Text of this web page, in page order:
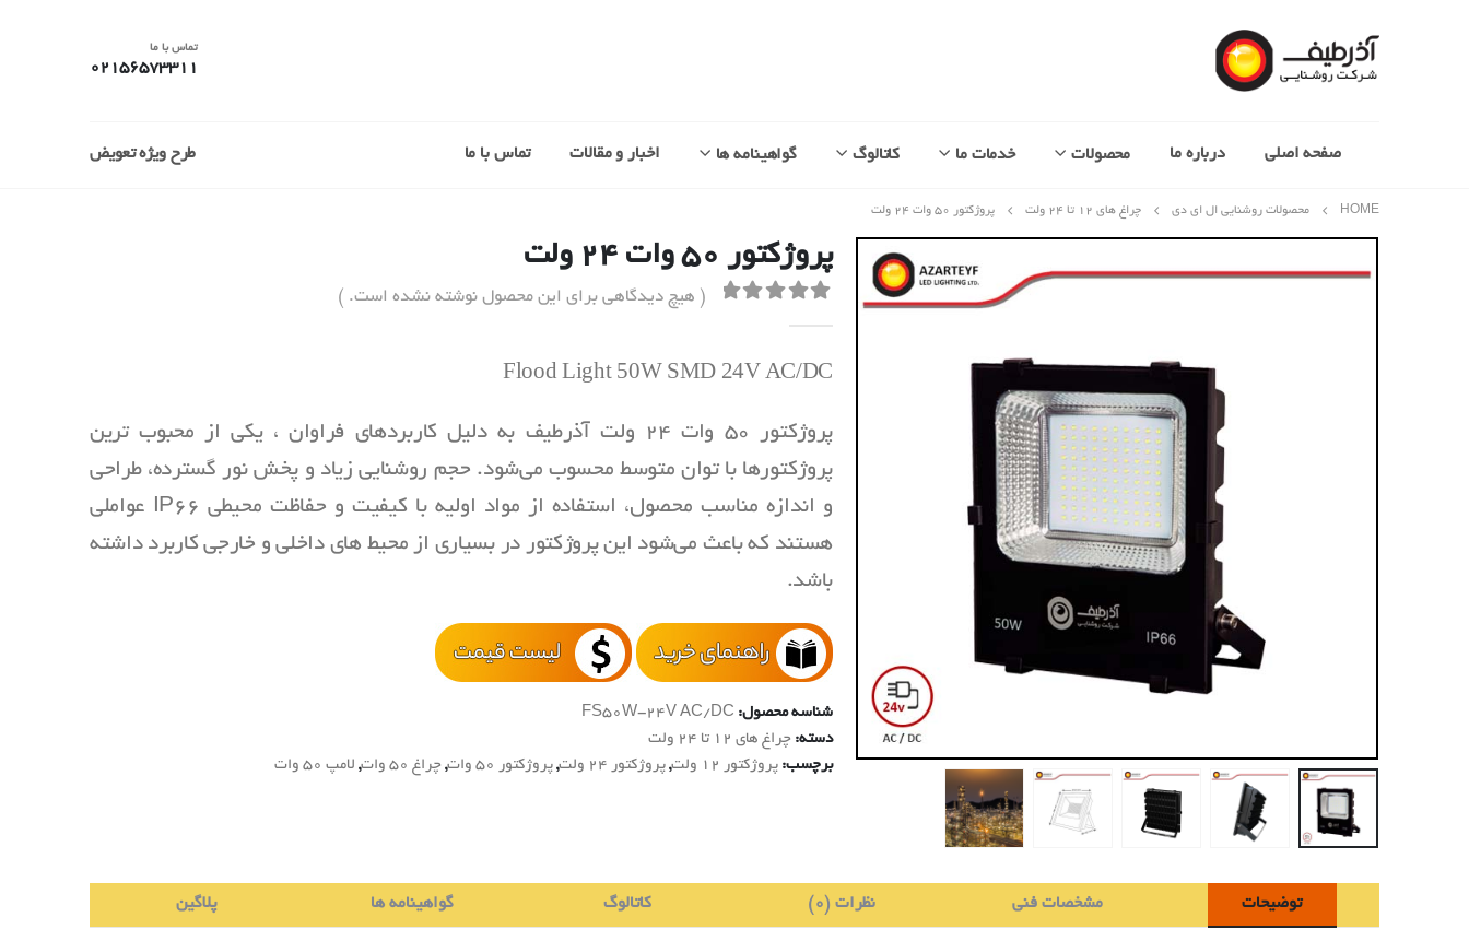
تماس با ما
02156573311
صفحه اصلی درباره ما محصولات خدمات ما کاتالوگ گواهینامه ها اخبار و مقالات تماس با ما طرح ویژه تعویض
HOME محصولات روشنایی ال ای دی چراغ های 12 تا 24 ولت پروژکتور ۵۰ وات ۲۴ ولت
پروژکتور ۵۰ وات ۲۴ ولت
( هیچ دیدگاهی برای این محصول نوشته نشده است. )
Flood Light 50W SMD 24V AC/DC
پروژکتور 50 وات 24 ولت آذرطیف به دلیل کاربردهای فراوان ، یکی از محبوب ترین
پروژکتورها با توان متوسط محسوب می‌شود. حجم روشنایی زیاد و پخش نور گسترده، طراحی
و اندازه مناسب محصول، استفاده از مواد اولیه با کیفیت و حفاظت محیطی IP66 عواملی
هستند که باعث می‌شود این پروژکتور در بسیاری از محیط‌ های داخلی و خارجی کاربرد داشته‌
باشد.
شناسه محصول: FS50W-24V AC/DC
دسته: چراغ های 12 تا 24 ولت
برچسب: پروژکتور 12 ولت , پروژکتور 24 ولت , پروژکتور 50 وات , چراغ 50 وات , لامپ 50 وات
توضیحات مشخصات فنی نظرات (0) کاتالوگ گواهینامه ها پلاگین